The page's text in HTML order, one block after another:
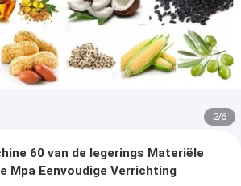
2/6
60 van de legerings Materiële
Mpa Eenvoudige Verrichting